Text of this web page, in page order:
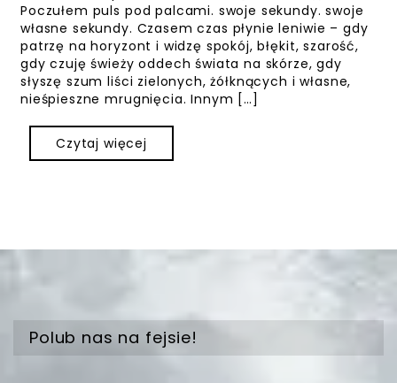
Poczułem puls pod palcami. swoje sekundy. swoje
własne sekundy. Czasem czas płynie leniwie – gdy
patrzę na horyzont i widzę spokój, błękit, szarość,
gdy czuję świeży oddech świata na skórze, gdy
słyszę szum liści zielonych, żółknących i własne,
nieśpieszne mrugnięcia. Innym […]
Czytaj więcej
Polub nas na fejsie!